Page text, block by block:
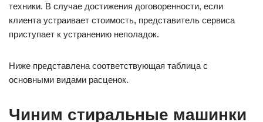
техники. В случае достижения договоренности, если
клиента устраивает стоимость, представитель сервиса
приступает к устранению неполадок.
Ниже представлена соответствующая таблица с
основными видами расценок.
Чиним стиральные машинки